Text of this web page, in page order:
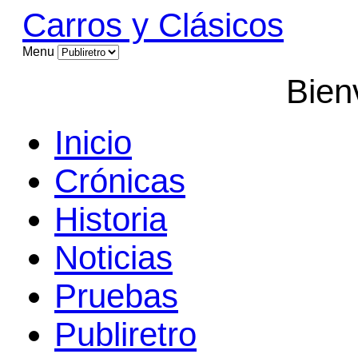
Carros y Clásicos
Menu
Inicio
Crónicas
Historia
Noticias
Pruebas
Publiretro